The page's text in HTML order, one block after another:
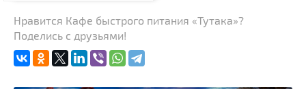
Памятники природы
Производства
Новости
Нравится Кафе быстрого питания «Тутака»?
Поделись с друзьями!